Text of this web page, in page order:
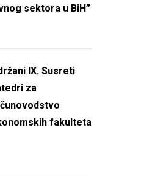
sektora u BiH”
IX. Susreti
za
fakulteta